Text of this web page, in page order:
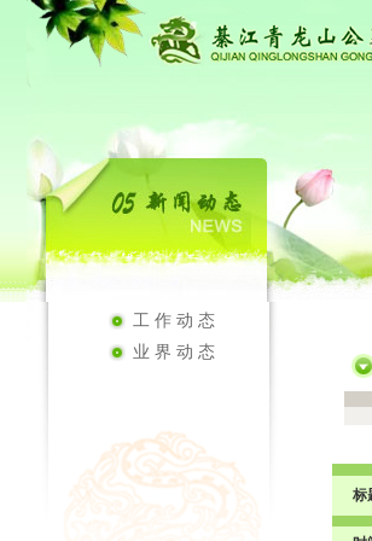
工作动态
业界动态
标